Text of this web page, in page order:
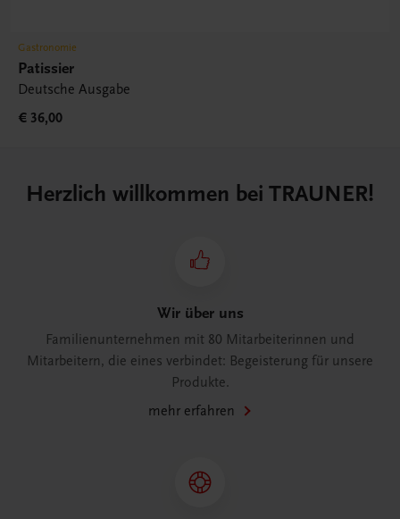
Gastronomie
Patissier
Deutsche Ausgabe
€ 36,00
Herzlich willkommen bei TRAUNER!
Wir über uns
Familienunternehmen mit 80 Mitarbeiterinnen und
Mitarbeitern, die eines verbindet: Begeisterung für unsere
Produkte.
mehr erfahren